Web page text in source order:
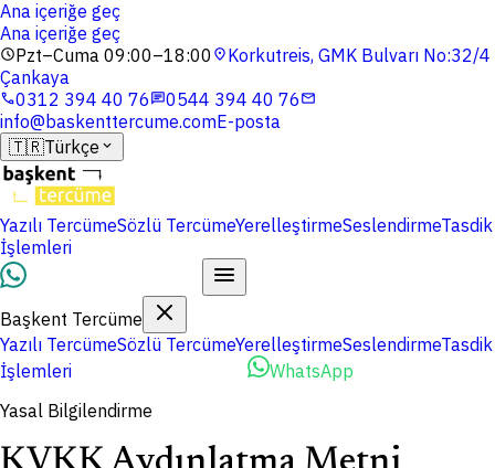
Ana içeriğe geç
Ana içeriğe geç
schedulePzt–Cuma 09:00–18:00 location_onKorkutreis, GMK Bulvarı No:32/4
Çankaya
phone0312 394 40 76chat0544 394 40 76mail
info@baskenttercume.comE-posta
🇹🇷Türkçe expand_more
Yazılı TercümeSözlü TercümeYerelleştirmeSeslendirmeTasdik
İşlemleri
Başkent Tercüme
Yazılı TercümeSözlü TercümeYerelleştirmeSeslendirmeTasdik
İşlemleri
WhatsApp
Yasal Bilgilendirme